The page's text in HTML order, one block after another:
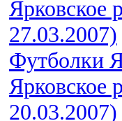
Ярковское
27.03.2007)
Футболки
Ярковское
20.03.2007)